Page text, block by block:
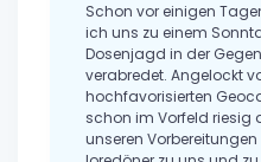
Schon vor einigen
ich uns zu einem
Dosenjagd in der
verabredet. Angelockt
hochfavorisierten
schon im Vorfeld riesig
unseren